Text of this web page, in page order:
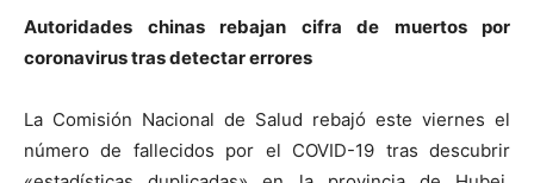
Autoridades chinas rebajan cifra de muertos por
coronavirus tras detectar errores
La Comisión Nacional de Salud rebajó este viernes el
número de fallecidos por el COVID-19 tras descubrir